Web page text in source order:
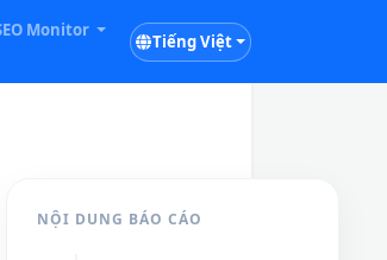
Monitor
Tiếng Việt
NỘI DUNG BÁO CÁO